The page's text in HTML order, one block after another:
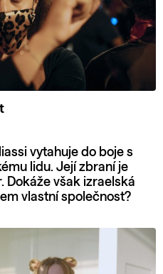
vytahuje do boje s
lidu. Její zbraní je
Dokáže však izraelská
vlastní společnost?